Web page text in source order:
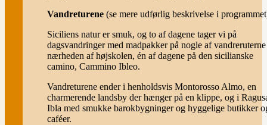
Vandreturene (se mere udførlig beskrivelse i
Siciliens natur er smuk, og to af dagene tager vi på
dagsvandringer med madpakker på nogle af
nærheden af højskolen, én af dagene på den sicilianske
camino, Cammino Ibleo.
Vandreturene ender i henholdsvis Montorosso Almo, en
charmerende landsby der hænger på en klippe, og i
Ibla med smukke barokbygninger og hyggelige butikker
caféer.